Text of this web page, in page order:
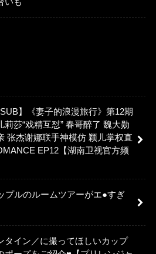
いも
SUB】《妻子的浪漫旅行》第12期
莉莎“戏精互怼” 春哥醉了 魏大勋
张杰谢娜联手神模仿 颖儿掌权直
EP12【湖南卫视官方频
プルのルームツアーがエ●すぎ
タイン／に撮ってほしいカップ